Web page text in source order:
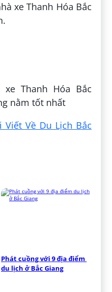
xe Thanh Hóa Bắc
Thanh Hóa Bắc
nằm tốt nhất
Viết Về Du Lịch Bắc
Phát cuồng với 9 địa điểm
du lịch ở Bắc Giang